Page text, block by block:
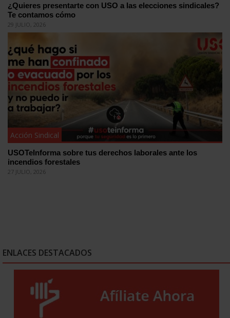
¿Quieres presentarte con USO a las elecciones sindicales?
Te contamos cómo
29 JULIO, 2026
Acción Sindical
USOTeInforma sobre tus derechos laborales ante los
incendios forestales
27 JULIO, 2026
ENLACES DESTACADOS